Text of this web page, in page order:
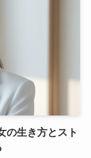
の生き方とスト